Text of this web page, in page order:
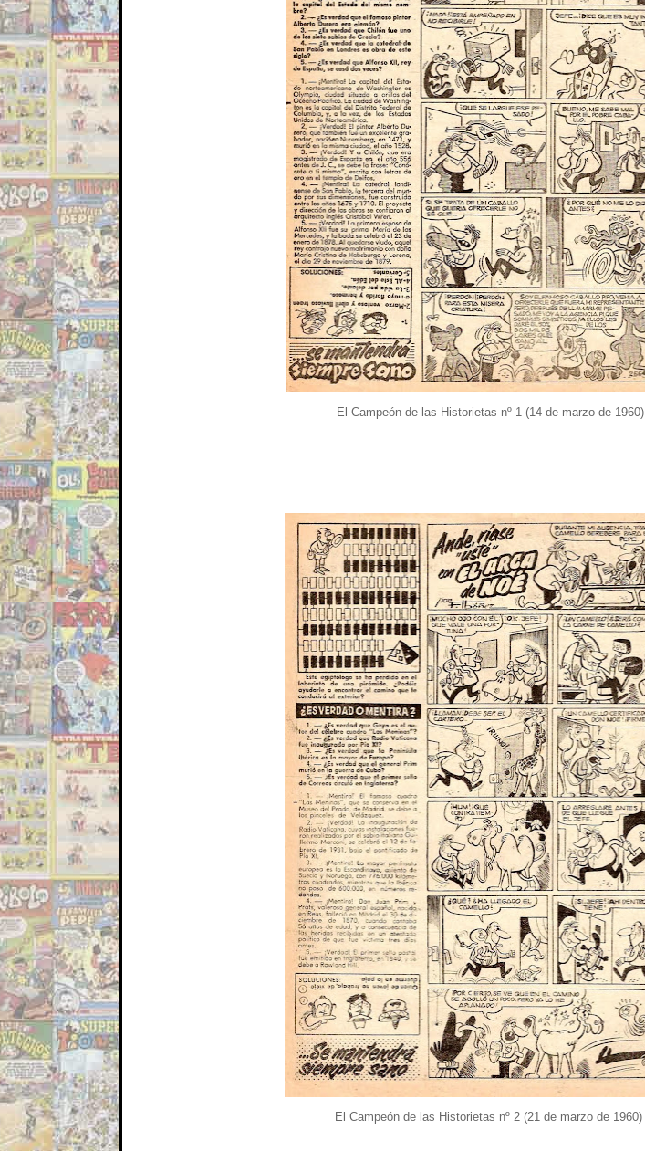
El Campeón de las Historietas nº 1 (14 de marzo de 1960)
El Campeón de las Historietas nº 2 (21 de marzo de 1960)